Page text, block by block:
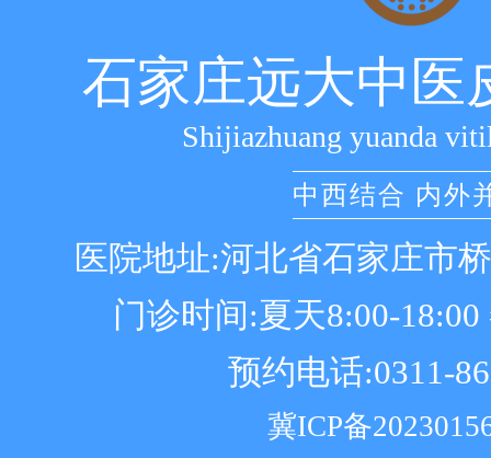
石家庄远大中医
Shijiazhuang yuanda
中西结合 内外
医院地址:河北省石家庄市
门诊时间:夏天8:00-18:00
预约电话:0311-
冀ICP备